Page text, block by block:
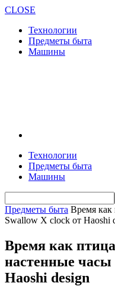
CLOSE
Технологии
Предметы быта
Машины
Технологии
Предметы быта
Машины
Предметы быта Время как
Swallow X clock от Haoshi
Время как
настенные часы
Haoshi design